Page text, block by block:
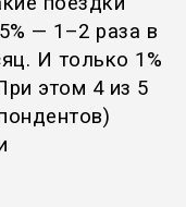
— 1–2 раза в
И только 1%
этом 4 из 5